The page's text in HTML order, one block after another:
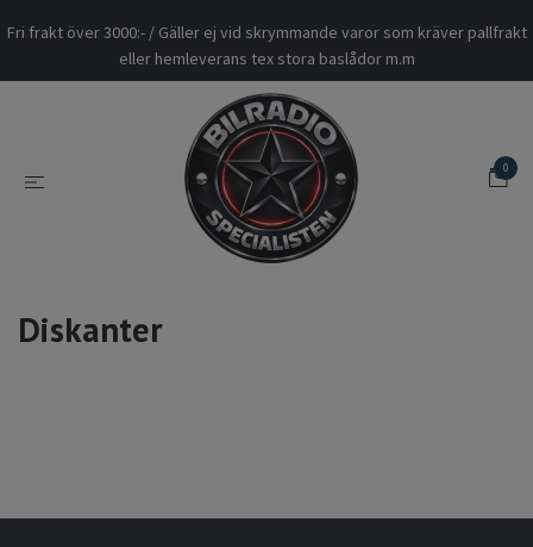
Fri frakt över 3000:- / Gäller ej vid skrymmande varor som kräver pallfrakt
eller hemleverans tex stora baslådor m.m
0
Diskanter